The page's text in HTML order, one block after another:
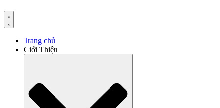
Trang chủ
Giới Thiệu